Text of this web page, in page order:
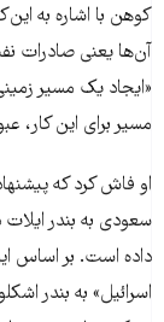
کوهن با اشاره به
آن‌ها یعنی صادرات
«ایجاد یک مسیر
مسیر برای این کار،
سعودی به بندر ایلات
داده است. بر اساس
اسرائیل» به بندر